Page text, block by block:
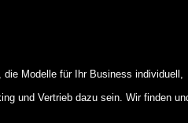
Modelle für Ihr Business individuell,
und Vertrieb dazu sein. Wir finden